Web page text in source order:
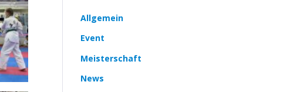
Allgemein
Event
Meisterschaft
News